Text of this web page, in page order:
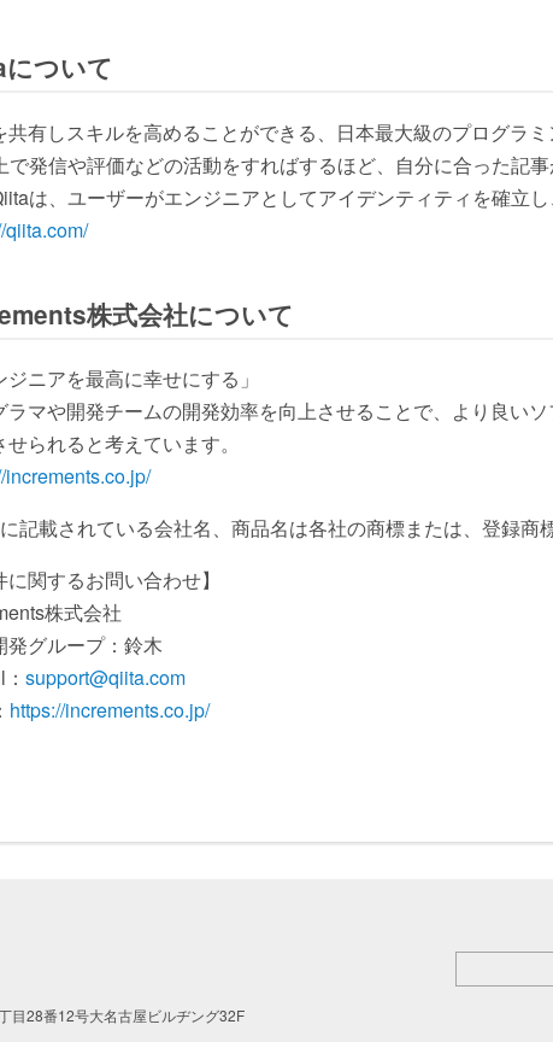
ついて
共有しスキルを高めることができる、日本最大級のプログラ
で発信や評価などの活動をすればするほど、自分に合った記
は、ユーザーがエンジニアとしてアイデンティティを確立
qiita.com/
株式会社について
ジニアを最高に幸せにする」
ラマや開発チームの開発効率を向上させることで、より良い
せられると考えています。
increments.co.jp/
記載されている会社名、商品名は各社の商標または、登録商標
に関するお問い合わせ】
株式会社
発グループ：鈴木
support@qiita.com
https://increments.co.jp/
目28番12号大名古屋ビルヂング32F